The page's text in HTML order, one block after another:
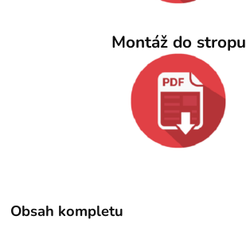
Montáž do stropu
Obsah kompletu